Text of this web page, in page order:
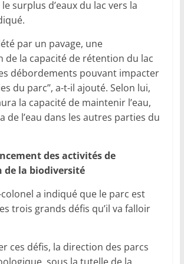
surplus d’eaux du lac vers la
par un pavage, une
de la capacité de rétention du lac
débordements pouvant impacter
du parc’’, a-t-il ajouté. Selon lui,
la capacité de maintenir l’eau,
de l’eau dans les autres parties du
des activités de
de la biodiversité
a indiqué que le parc est
trois grands défis qu’il va falloir
ces défis, la direction des parcs